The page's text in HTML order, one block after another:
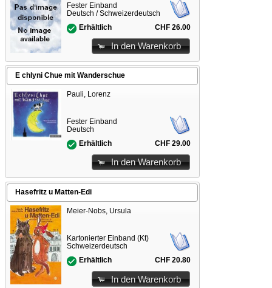
Fester Einband
Deutsch / Schweizerdeutsch
Erhältlich
CHF 26.00
In den Warenkorb
E chlyni Chue mit Wanderschue
Pauli, Lorenz
Fester Einband
Deutsch
Erhältlich
CHF 29.00
In den Warenkorb
Hasefritz u Matten-Edi
Meier-Nobs, Ursula
Kartonierter Einband (Kt)
Schweizerdeutsch
Erhältlich
CHF 20.80
In den Warenkorb